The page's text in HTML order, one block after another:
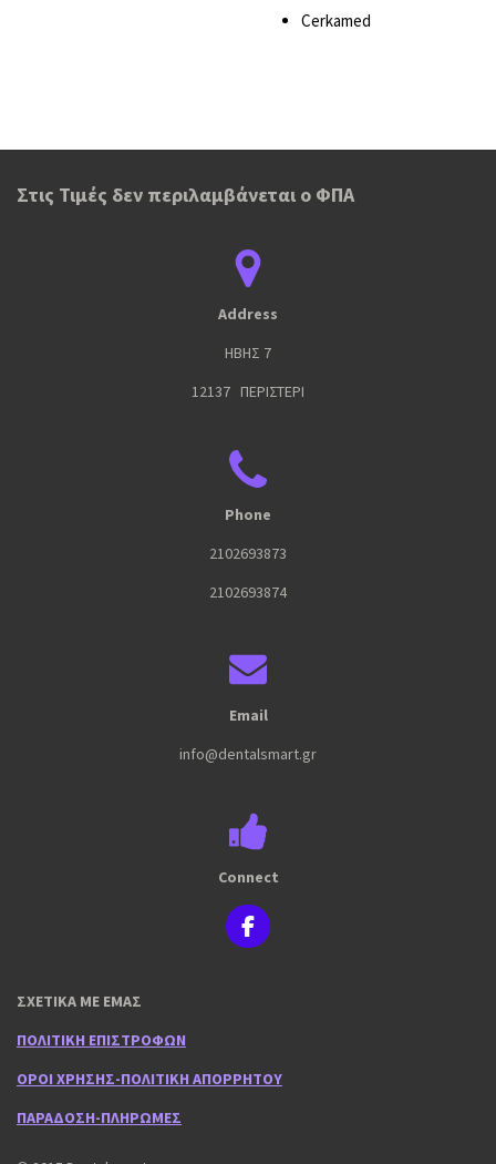
Cerkamed
Στις Τιμές δεν περιλαμβάνεται ο ΦΠΑ
Address
ΗΒΗΣ 7
12137 ΠΕΡΙΣΤΕΡΙ
Phone
2102693873
2102693874
Email
info@dentalsmart.gr
Connect
F
a
k
ΣΧΕΤΙΚΑ ΜΕ ΕΜΑΣ
ΠΟΛΙΤΙΚΗ ΕΠΙΣΤΡΟΦΩΝ
ΟΡΟΙ ΧΡΗΣΗΣ-ΠΟΛΙΤΙΚΗ ΑΠΟΡΡΗΤΟΥ
ΠΑΡΑΔΟΣΗ-ΠΛΗΡΩΜΕΣ